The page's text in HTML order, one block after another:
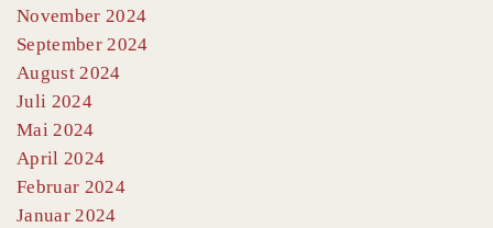
November 2024
September 2024
August 2024
Juli 2024
Mai 2024
April 2024
Februar 2024
Januar 2024